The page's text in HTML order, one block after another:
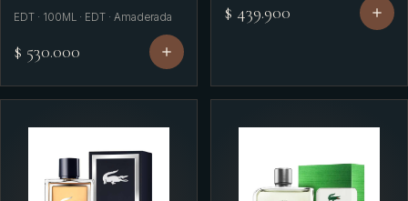
EDT · 100ML · EDT · Amaderada
$ 530.000
$ 439.900